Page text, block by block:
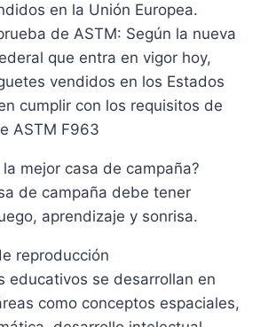
en la Unión Europea.
de ASTM: Según la nueva
que entra en vigor hoy,
vendidos en los Estados
cumplir con los requisitos de
ASTM F963
mejor casa de campaña?
de campaña debe tener
aprendizaje y sonrisa.
reproducción
educativos se desarrollan en
como conceptos espaciales,